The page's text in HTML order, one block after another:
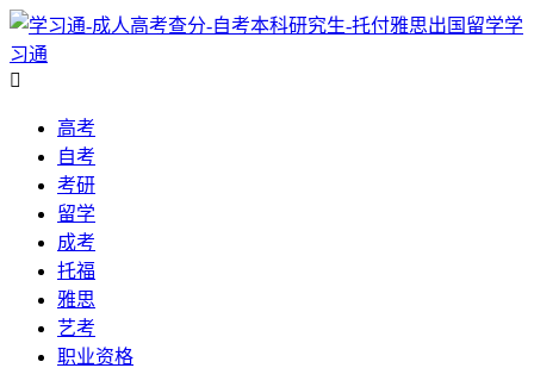
学
习通

高考
自考
考研
留学
成考
托福
雅思
艺考
职业资格